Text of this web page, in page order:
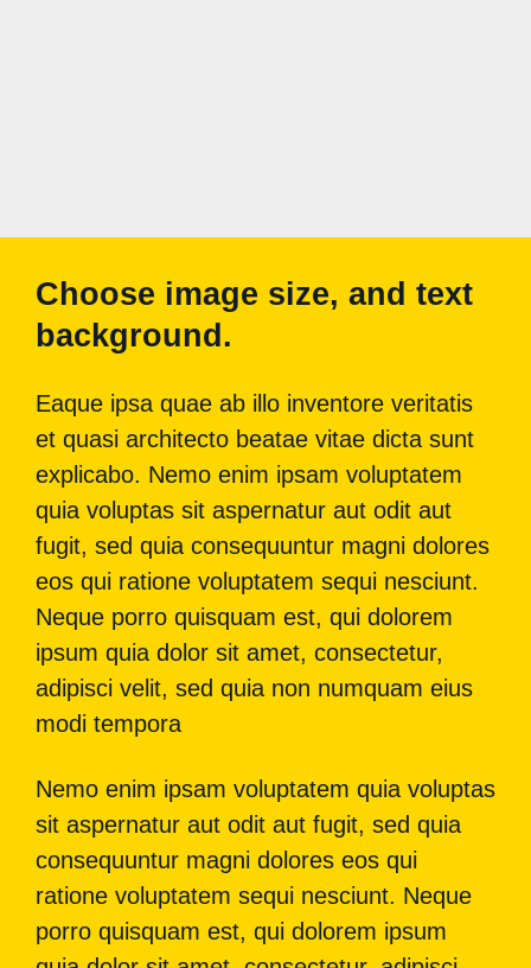
Choose image size, and text
background.
Eaque ipsa quae ab illo inventore veritatis
et quasi architecto beatae vitae dicta sunt
explicabo. Nemo enim ipsam voluptatem
quia voluptas sit aspernatur aut odit aut
fugit, sed quia consequuntur magni dolores
eos qui ratione voluptatem sequi nesciunt.
Neque porro quisquam est, qui dolorem
ipsum quia dolor sit amet, consectetur,
adipisci velit, sed quia non numquam eius
modi tempora
Nemo enim ipsam voluptatem quia voluptas
sit aspernatur aut odit aut fugit, sed quia
consequuntur magni dolores eos qui
ratione voluptatem sequi nesciunt. Neque
porro quisquam est, qui dolorem ipsum